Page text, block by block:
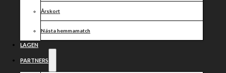
Årskort
Nästa hemmamatch
LAGEN
PARTNERS
Doyle och